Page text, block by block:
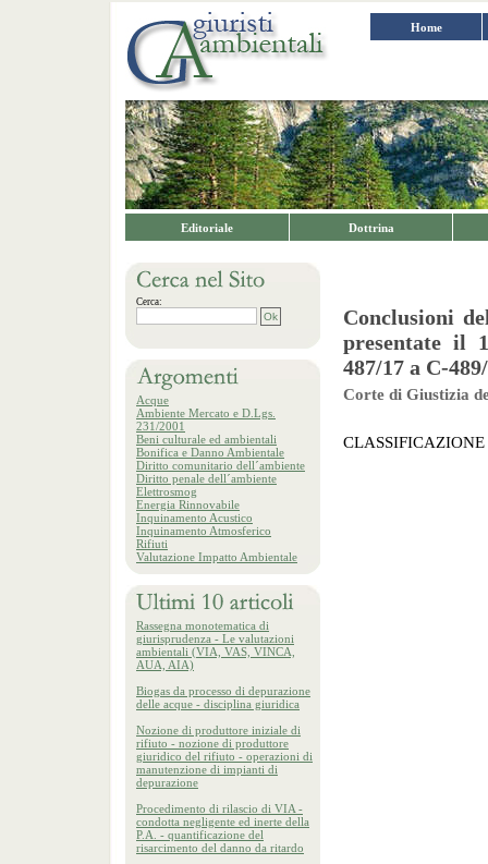
Home
Editoriale Dottrina
Cerca:
Acque
Ambiente Mercato e D.Lgs.
231/2001
Beni culturale ed ambientali
Bonifica e Danno Ambientale
Diritto comunitario dell´ambiente
Diritto penale dell´ambiente
Elettrosmog
Energia Rinnovabile
Inquinamento Acustico
Inquinamento Atmosferico
Rifiuti
Valutazione Impatto Ambientale
Rassegna monotematica di
giurisprudenza - Le valutazioni
ambientali (VIA, VAS, VINCA,
AUA, AIA)
Biogas da processo di depurazione
delle acque - disciplina giuridica
Nozione di produttore iniziale di
rifiuto - nozione di produttore
giuridico del rifiuto - operazioni di
manutenzione di impianti di
depurazione
Procedimento di rilascio di VIA -
condotta negligente ed inerte della
P.A. - quantificazione del
risarcimento del danno da ritardo
Conclusioni
presentate il
487/17 a C-
Corte di Giustizia